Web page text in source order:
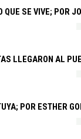
QUE SE VIVE; POR
LLEGARON AL
POR ESTHER